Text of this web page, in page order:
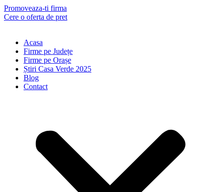
Skip
to
Promoveaza-ti firma
Cere o oferta de pret
Acasa
Firme pe Județe
Firme pe Orașe
Știri Casa Verde 2025
Blog
Contact